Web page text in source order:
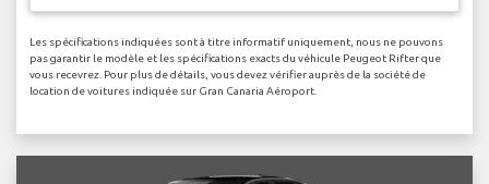
Les spécifications indiquées sont à titre informatif uniquement, nous ne pouvons
pas garantir le modèle et les spécifications exacts du véhicule Peugeot Rifter que
vous recevrez. Pour plus de détails, vous devez vérifier auprès de la société de
location de voitures indiquée sur Gran Canaria Aéroport.